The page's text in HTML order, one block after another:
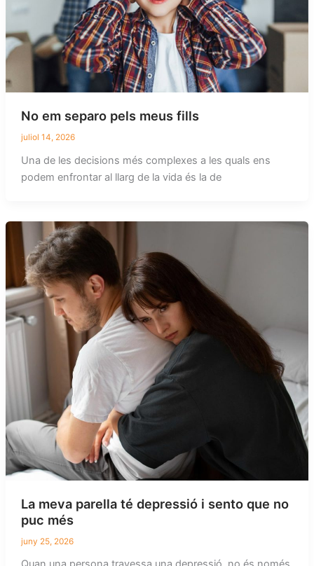
No em separo pels meus fills
juliol 14, 2026
Una de les decisions més complexes a les quals ens
podem enfrontar al llarg de la vida és la de
La meva parella té depressió i sento que no
puc més
juny 25, 2026